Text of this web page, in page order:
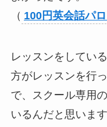
（ 100円英会話パ
レッスンをしてい
方がレッスンを行
で、スクール専用
いるんだと思いま